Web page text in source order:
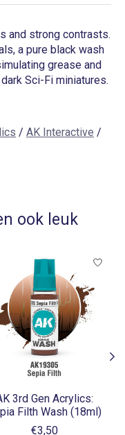
and strong contrasts.
a pure black wash
grease and
Sci-Fi miniatures.
/ AK Interactive /
ook leuk
3rd Gen Acrylics:
Filth Wash (18ml)
€3,50